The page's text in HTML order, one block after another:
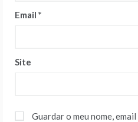
Email *
Site
Guardar o meu nome,